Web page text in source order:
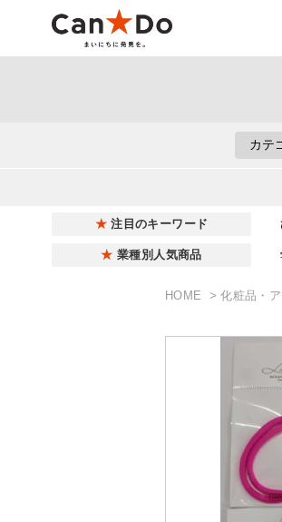
注目のキーワード
業種別人気商品
HOME 化粧品・